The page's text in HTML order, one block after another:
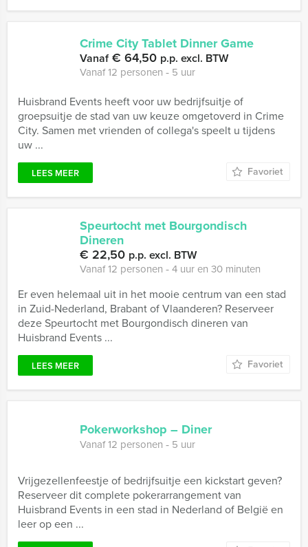
Crime City Tablet Dinner Game
Vanaf€ 64,50 p.p. excl. BTW
Vanaf 12 personen ‐ 5 uur
Huisbrand Events heeft voor uw bedrijfsuitje of
groepsuitje de stad van uw keuze omgetoverd in Crime
City. Samen met vrienden of collega's speelt u tijdens
uw ...
LEES MEER Favoriet
Speurtocht met Bourgondisch
Dineren
€ 22,50 p.p. excl. BTW
Vanaf 12 personen ‐ 4 uur en 30 minuten
Er even helemaal uit in het mooie centrum van een stad
in Zuid-Nederland, Brabant of Vlaanderen? Reserveer
deze Speurtocht met Bourgondisch dineren van
Huisbrand Events ...
LEES MEER Favoriet
Pokerworkshop – Diner
Vanaf 12 personen ‐ 5 uur
Vrijgezellenfeestje of bedrijfsuitje een kickstart geven?
Reserveer dit complete pokerarrangement van
Huisbrand Events in een stad in Nederland of België en
leer op een ...